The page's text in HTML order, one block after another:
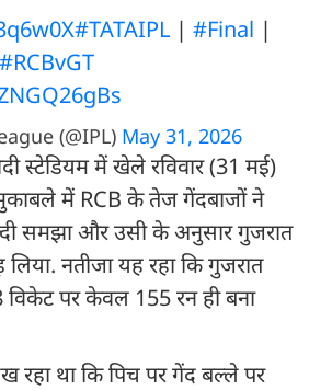
#TATAIPL | #Final |
#RCBvGT
(@IPL) May 31, 2026
स्टेडियम में खेले रव‍िवार (31 मई)
में RCB के तेज गेंदबाजों ने
समझा और उसी के अनुसार गुजरात
नतीजा यह रहा कि गुजरात
पर केवल 155 रन ही बना
था कि पिच पर गेंद बल्ले पर